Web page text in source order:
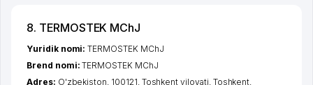
8. TERMOSTEK MChJ
Yuridik nomi:TERMOSTEK MChJ
Brend nomi:TERMOSTEK MChJ
Adres: O'zbekiston, 100121, Toshkent viloyati Toshkent